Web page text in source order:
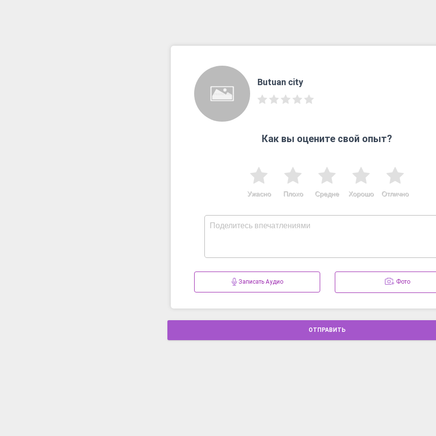
Butuan city
Как вы оцените свой опыт?
Отлично
Хорошо
Средне
Плохо
Ужасно
Записать Аудио Фото
ОТПРАВИТЬ